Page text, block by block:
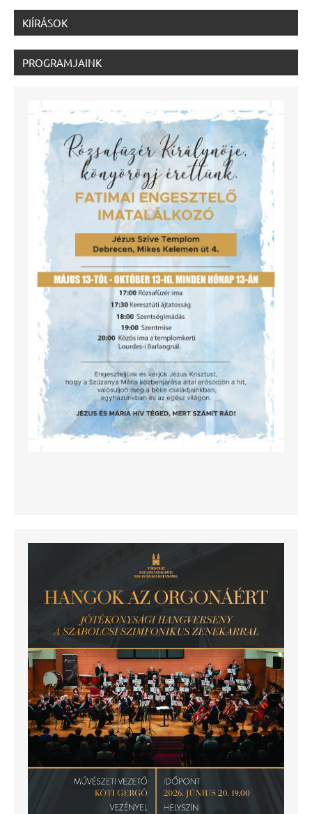
KIÍRÁSOK
PROGRAMJAINK